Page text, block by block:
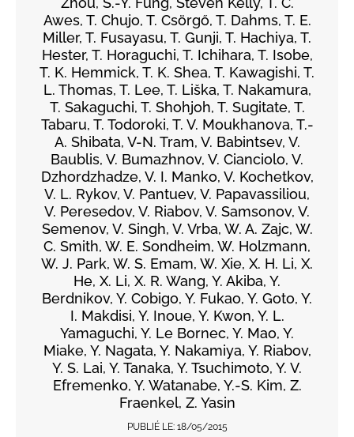
Awes, T. Chujo, T. Csörgő, T. Dahms, T. E.
Miller, T. Fusayasu, T. Gunji, T. Hachiya, T.
Hester, T. Horaguchi, T. Ichihara, T. Isobe,
T. K. Hemmick, T. K. Shea, T. Kawagishi, T.
L. Thomas, T. Lee, T. Liška, T. Nakamura,
T. Sakaguchi, T. Shohjoh, T. Sugitate, T.
Tabaru, T. Todoroki, T. V. Moukhanova, T.-
A. Shibata, V-N. Tram, V. Babintsev, V.
Baublis, V. Bumazhnov, V. Cianciolo, V.
Dzhordzhadze, V. I. Manko, V. Kochetkov,
V. L. Rykov, V. Pantuev, V. Papavassiliou,
V. Peresedov, V. Riabov, V. Samsonov, V.
Semenov, V. Singh, V. Vrba, W. A. Zajc, W.
C. Smith, W. E. Sondheim, W. Holzmann,
W. J. Park, W. S. Emam, W. Xie, X. H. Li, X.
He, X. Li, X. R. Wang, Y. Akiba, Y.
Berdnikov, Y. Cobigo, Y. Fukao, Y. Goto, Y.
I. Makdisi, Y. Inoue, Y. Kwon, Y. L.
Yamaguchi, Y. Le Bornec, Y. Mao, Y.
Miake, Y. Nagata, Y. Nakamiya, Y. Riabov,
Y. S. Lai, Y. Tanaka, Y. Tsuchimoto, Y. V.
Efremenko, Y. Watanabe, Y.-S. Kim, Z.
Fraenkel, Z. Yasin
PUBLIÉ LE: 18/05/2015